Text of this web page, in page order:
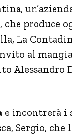
produce
La
al
Alessandro
e incontrerà i
Sergio,